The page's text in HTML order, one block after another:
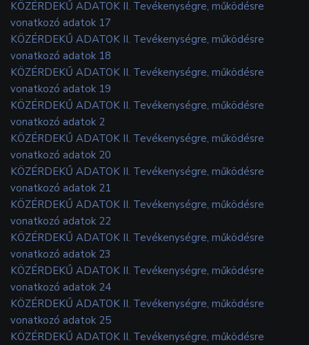
KÖZÉRDEKŰ ADATOK II. Tevékenységre, működésre
vonatkozó adatok 17
KÖZÉRDEKŰ ADATOK II. Tevékenységre, működésre
vonatkozó adatok 18
KÖZÉRDEKŰ ADATOK II. Tevékenységre, működésre
vonatkozó adatok 19
KÖZÉRDEKŰ ADATOK II. Tevékenységre, működésre
vonatkozó adatok 2
KÖZÉRDEKŰ ADATOK II. Tevékenységre, működésre
vonatkozó adatok 20
KÖZÉRDEKŰ ADATOK II. Tevékenységre, működésre
vonatkozó adatok 21
KÖZÉRDEKŰ ADATOK II. Tevékenységre, működésre
vonatkozó adatok 22
KÖZÉRDEKŰ ADATOK II. Tevékenységre, működésre
vonatkozó adatok 23
KÖZÉRDEKŰ ADATOK II. Tevékenységre, működésre
vonatkozó adatok 24
KÖZÉRDEKŰ ADATOK II. Tevékenységre, működésre
vonatkozó adatok 25
KÖZÉRDEKŰ ADATOK II. Tevékenységre, működésre